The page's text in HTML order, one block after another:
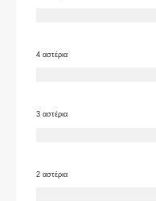
4 αστέρια
3 αστέρια
2 αστέρια